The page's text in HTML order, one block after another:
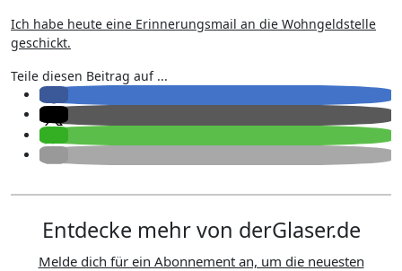
Ich habe heute eine Erinnerungsmail an die Wohngeldstelle
geschickt.
Teile diesen Beitrag auf ...
Entdecke mehr von derGlaser.de
Melde dich für ein Abonnement an, um die neuesten